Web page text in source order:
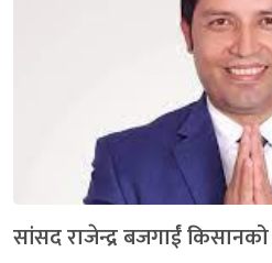
सांसद राजेन्द्र बजगाईं किसानको